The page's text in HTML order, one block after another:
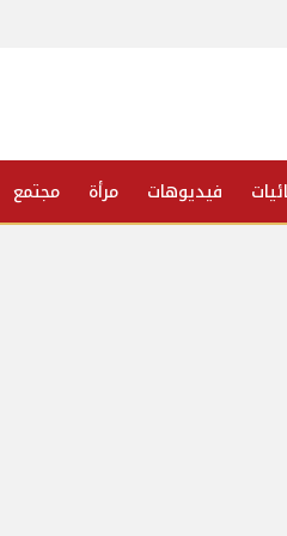
فيديوهات مرأة مجتمع